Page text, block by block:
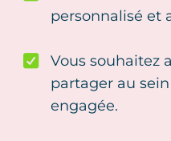
personnalisé et
Vous souhaitez
partager au
engagée.